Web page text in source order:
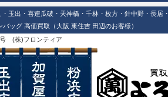
玉出・喜連瓜破・天神橋・千林・枚方・針中野・長
ッグ 高価買取（大阪 東住吉 田辺のお客様）
号 (株)フロンティア